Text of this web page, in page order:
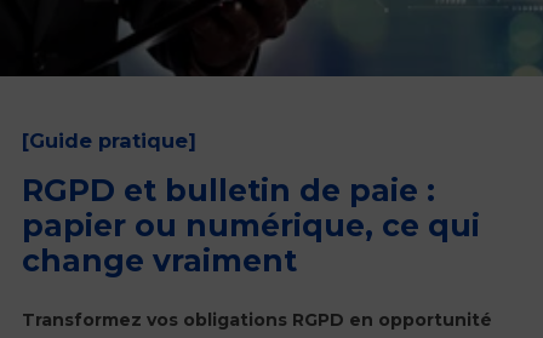
[Guide pratique]
RGPD et bulletin de paie :
papier ou numérique, ce qui
change vraiment
Transformez vos obligations RGPD en opportunité